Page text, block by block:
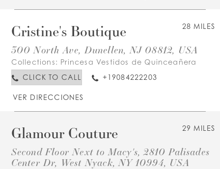
28 MILES
Cristine's Boutique
300 North Ave, Dunellen, NJ 08812, USA
Collections: Princesa Vestidos de Quinceañera
CLICK TO CALL
+19084222203
VER DIRECCIONES
29 MILES
Glamour Couture
Second Floor Next to Macy's, 2810 Palisades
Center Dr, West Nyack, NY 10994, USA